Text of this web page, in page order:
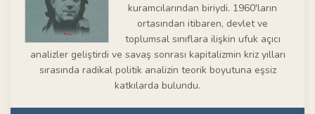
kuramcılarından biriydi. 1960'ların
ortasından itibaren, devlet ve
toplumsal sınıflara ilişkin ufuk açıcı
analizler geliştirdi ve savaş sonrası kapitalizmin kriz yılları
sırasında radikal politik analizin teorik boyutuna eşsiz
katkılarda bulundu.